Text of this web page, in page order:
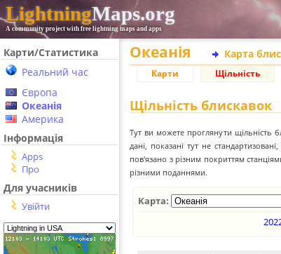
LightningMaps.org
A community project with free lightning maps and apps
Карти/Статистика
Реальний час
Європа
Океанія
Америка
Інформація
Apps
Про
Для учасників
Увійти
Океанія Карта
Карти Щільність
Щільність блискавок
Тут ви можете проглянути щільність
дані, показані тут не
пов'язано з різним покриттям
різними поданнями.
Карта: